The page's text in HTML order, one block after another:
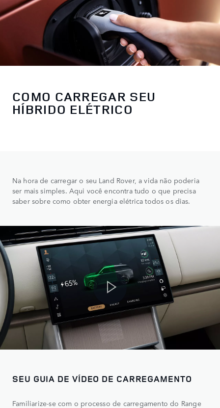
COMO CARREGAR SEU
HÍBRIDO ELÉTRICO
Na hora de carregar o seu Land Rover, a vida não poderia
ser mais simples. Aqui você encontra tudo o que precisa
saber sobre como obter energia elétrica todos os dias.
SEU GUIA DE VÍDEO DE CARREGAMENTO
Familiarize-se com o processo de carregamento do Range